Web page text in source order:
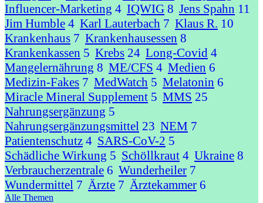
Influencer-Marketing 4 IQWIG 8 Jens Spahn 11
Jim Humble 4 Karl Lauterbach 7 Klaus R. 10
Krankenhaus 7 Krankenhausessen 8
Krankenkassen 5 Krebs 24 Long-Covid 4
Mangelernährung 8 ME/CFS 4 Medien 6
Medizin-Fakes 7 MedWatch 5 Melatonin 6
Miracle Mineral Supplement 5 MMS 25
Nahrungsergänzung 5
Nahrungsergänzungsmittel 23 NEM 7
Patientenschutz 4 SARS-CoV-2 5
Schädliche Wirkung 5 Schöllkraut 4 Ukraine 8
Verbraucherzentrale 6 Wunderheiler 7
Wundermittel 7 Ärzte 7 Ärztekammer 6
Alle Themen